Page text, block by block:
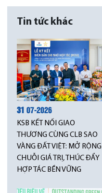
Tin tức khác
31 07-2026
KSB KẾT NỐI GIAO
THƯƠNG CÙNG CLB SAO
VÀNG ĐẤT VIỆT: MỞ RỘNG
CHUỖI GIÁ TRỊ, THÚC ĐẨY
HỢP TÁC BỀN VỮNG